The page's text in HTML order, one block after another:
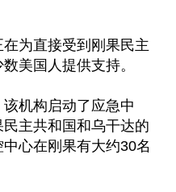
为直接受到刚果民主
美国人提供支持。
机构启动了应急中
主共和国和乌干达的
心在刚果有大约30名